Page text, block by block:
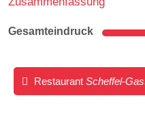
Gesamteindruck
Restaurant Scheffel-